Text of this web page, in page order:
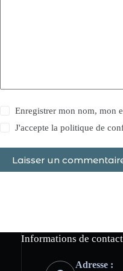
Enregistrer mon nom, mon
J'accepte la politique de
Laisser un
Informations de contact
Adresse :